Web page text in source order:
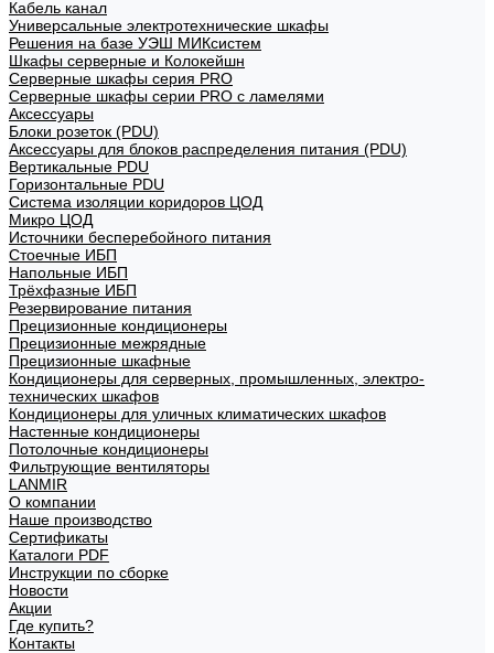
Кабель канал
Универсальные электротехнические шкафы
Решения на базе УЭШ МИКсистем
Шкафы серверные и Колокейшн
Серверные шкафы серия PRO
Серверные шкафы серии PRO с ламелями
Аксессуары
Блоки розеток (PDU)
Аксессуары для блоков распределения питания (PDU)
Вертикальные PDU
Горизонтальные PDU
Система изоляции коридоров ЦОД
Микро ЦОД
Источники бесперебойного питания
Стоечные ИБП
Напольные ИБП
Трёхфазные ИБП
Резервирование питания
Прецизионные кондиционеры
Прецизионные межрядные
Прецизионные шкафные
Кондиционеры для серверных, промышленных, электро-
технических шкафов
Кондиционеры для уличных климатических шкафов
Настенные кондиционеры
Потолочные кондиционеры
Фильтрующие вентиляторы
LANMIR
О компании
Наше производство
Сертификаты
Каталоги PDF
Инструкции по сборке
Новости
Акции
Где купить?
Контакты